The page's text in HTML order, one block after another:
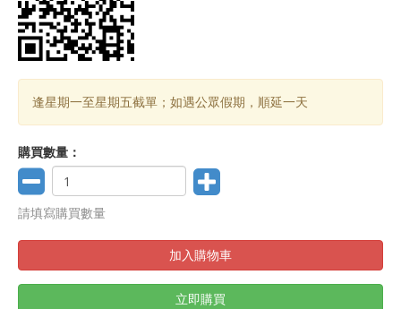
逢星期一至星期五截單；如遇公眾假期，順延一天
購買數量：
請填寫購買數量
加入購物車
立即購買